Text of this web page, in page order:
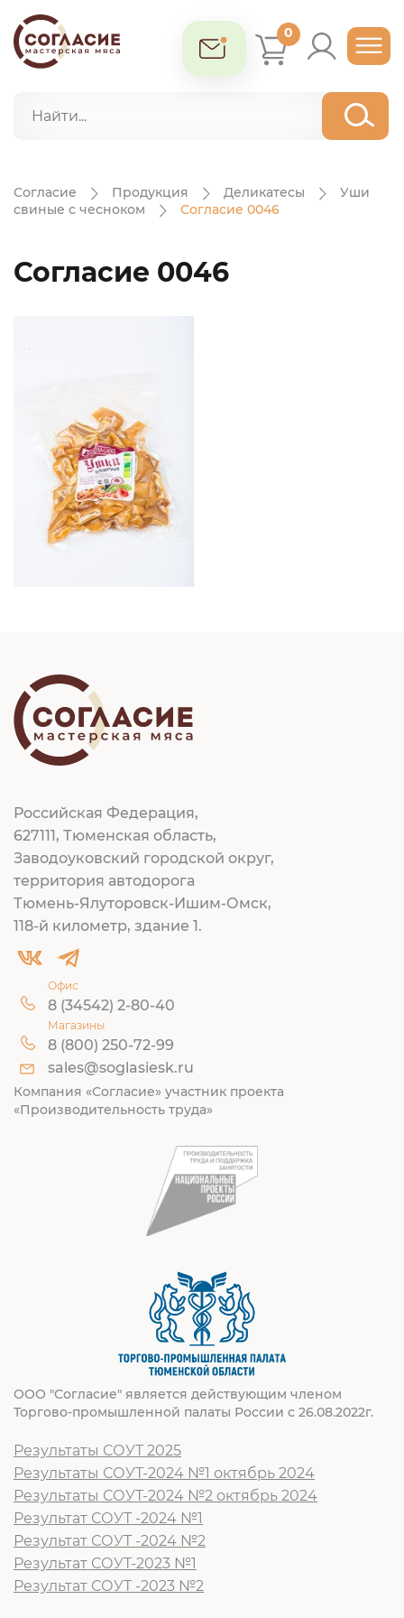
0
Согласие Продукция Деликатесы
Уши
свиные с чесноком
Согласие 0046
Согласие 0046
Российская Федерация,
627111, Тюменская область,
Заводоуковский городской округ,
территория автодорога
Тюмень-Ялуторовск-Ишим-Омск,
118-й километр, здание 1.
Офис
8 (34542) 2-80-40
Магазины
8 (800) 250-72-99
sales@soglasiesk.ru
Компания «Согласие» участник проекта
«Производительность труда»
ООО "Согласие" является действующим членом
Торгово-промышленной палаты России с 26.08.2022г.
Результаты СОУТ 2025
Результаты СОУТ-2024 №1 октябрь 2024
Результаты СОУТ-2024 №2 октябрь 2024
Результат СОУТ -2024 №1
Результат СОУТ -2024 №2
Результат СОУТ-2023 №1
Результат СОУТ -2023 №2